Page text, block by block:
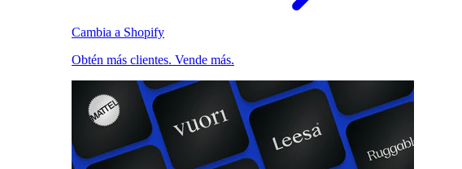
Cambia a Shopify
Obtén más clientes. Vende más.